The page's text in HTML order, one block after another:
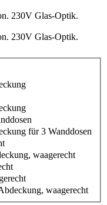
für 3 Wanddosen
waagerecht
waagerecht